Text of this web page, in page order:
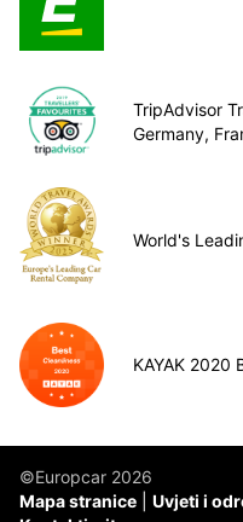
TripAdvisor
Germany,
World's
KAYAK 2020
©Europcar 2026
Mapa stranice
Uvjeti i